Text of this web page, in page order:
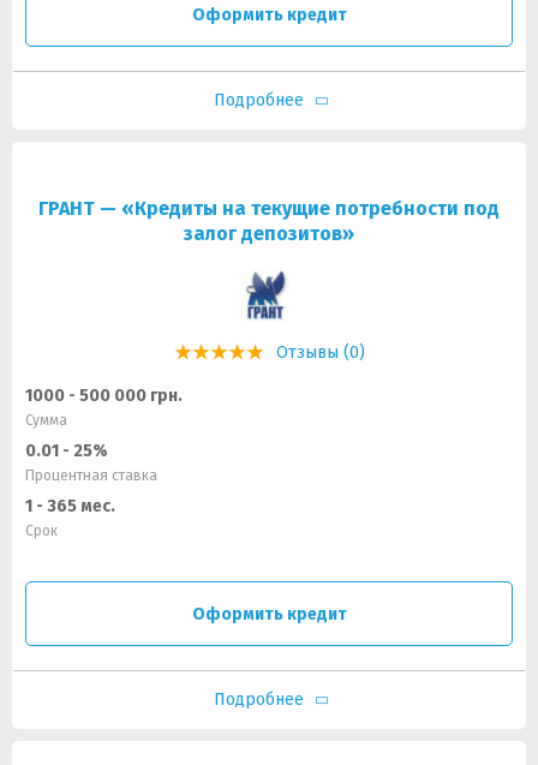
Оформить кредит
Подробнее
ГРАНТ — «Кредиты на текущие потребности под
залог депозитов»
Отзывы (0)
1000 - 500 000 грн.
Сумма
0.01 - 25%
Процентная ставка
1 - 365 мес.
Срок
Оформить кредит
Подробнее